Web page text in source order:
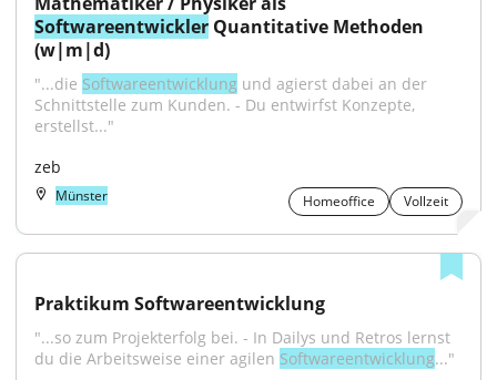
Softwareentwickler Quantitative Methoden
(w|m|d)
"...die Softwareentwicklung und agierst dabei an der
Schnittstelle zum Kunden. - Du entwirfst Konzepte,
erstellst..."
zeb
Münster Homeoffice Vollzeit
Praktikum Softwareentwicklung
"...so zum Projekterfolg bei. - In Dailys und Retros lernst
du die Arbeitsweise einer agilen Softwareentwicklung..."